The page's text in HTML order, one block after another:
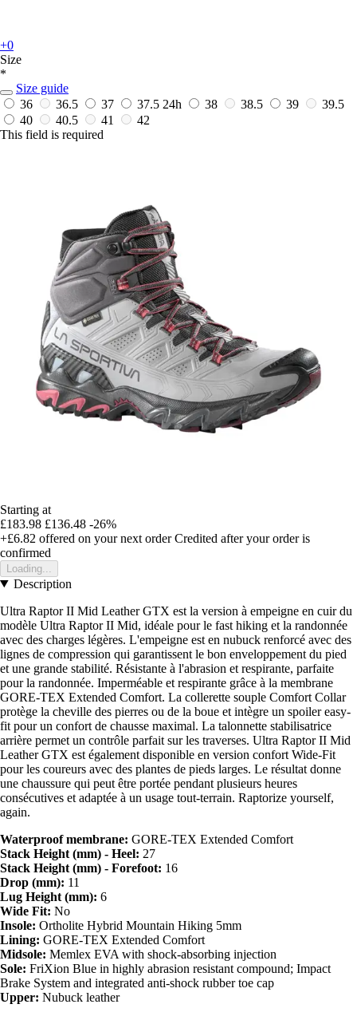
+0
Size
*
Size guide
36
36.5 37 37.5 24h 38 38.5 39
39.5
40
40.5 41
42
This field is required
Starting at
£183.98 £136.48 -26%
+£6.82 offered on your next order Credited after your order is
confirmed
Loading...
Description
Ultra Raptor II Mid Leather GTX est la version à empeigne en cuir du
modèle Ultra Raptor II Mid, idéale pour le fast hiking et la randonnée
avec des charges légères. L'empeigne est en nubuck renforcé avec des
lignes de compression qui garantissent le bon enveloppement du pied
et une grande stabilité. Résistante à l'abrasion et respirante, parfaite
pour la randonnée. Imperméable et respirante grâce à la membrane
GORE-TEX Extended Comfort. La collerette souple Comfort Collar
protège la cheville des pierres ou de la boue et intègre un spoiler easy-
fit pour un confort de chausse maximal. La talonnette stabilisatrice
arrière permet un contrôle parfait sur les traverses. Ultra Raptor II Mid
Leather GTX est également disponible en version confort Wide-Fit
pour les coureurs avec des plantes de pieds larges. Le résultat donne
une chaussure qui peut être portée pendant plusieurs heures
consécutives et adaptée à un usage tout-terrain. Raptorize yourself,
again.
Waterproof membrane: GORE-TEX Extended Comfort
Stack Height (mm) - Heel: 27
Stack Height (mm) - Forefoot: 16
Drop (mm): 11
Lug Height (mm): 6
Wide Fit: No
Insole: Ortholite Hybrid Mountain Hiking 5mm
Lining: GORE-TEX Extended Comfort
Midsole: Memlex EVA with shock-absorbing injection
Sole: FriXion Blue in highly abrasion resistant compound; Impact
Brake System and integrated anti-shock rubber toe cap
Upper: Nubuck leather